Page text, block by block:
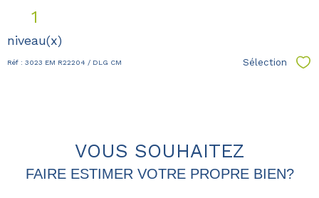
1
niveau(x)
Réf : 3023 EM R22204 / DLG CM Sélection
VOUS SOUHAITEZ
FAIRE ESTIMER VOTRE PROPRE BIEN?